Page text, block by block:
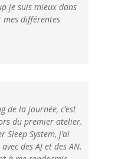
je suis mieux dans
différentes
de la journée, c’est
du premier atelier.
Sleep System, j’ai
des AJ et des AN.